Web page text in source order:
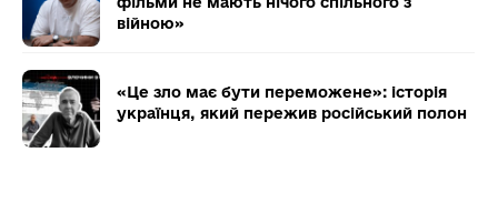
війною»
«Це зло має бути переможене»: історія
українця, який пережив російський полон